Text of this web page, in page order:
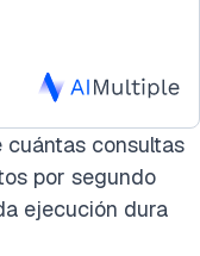
cuántas consultas
por segundo
ejecución dura